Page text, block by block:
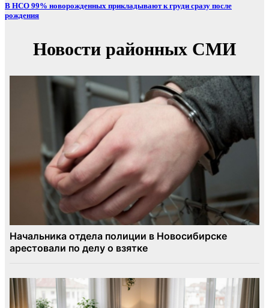
В НСО 99% новорожденных прикладывают к груди сразу после
рождения